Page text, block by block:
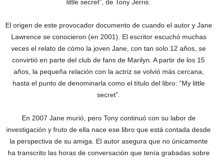
little secret”, de Tony Jerris.
El origen de este provocador documento de cuando el autor y Jane
Lawrence se conocieron (en 2001). El escritor escuchó muchas
veces el relato de cómo la joven Jane, con tan solo 12 años, se
convirtió en parte del club de fans de Marilyn. A partir de los 15
años, la pequeña relación con la actriz se volvió más cercana,
hasta el punto de denominarla como el título del libro: “My little
secret”.
En 2007 Jane murió, pero Tony continuó con su labor de
investigación y fruto de ella nace ese libro que está contada desde
la perspectiva de su amiga. El autor asegura que no únicamente
ha transcrito las horas de conversación que tenía grabadas sobre